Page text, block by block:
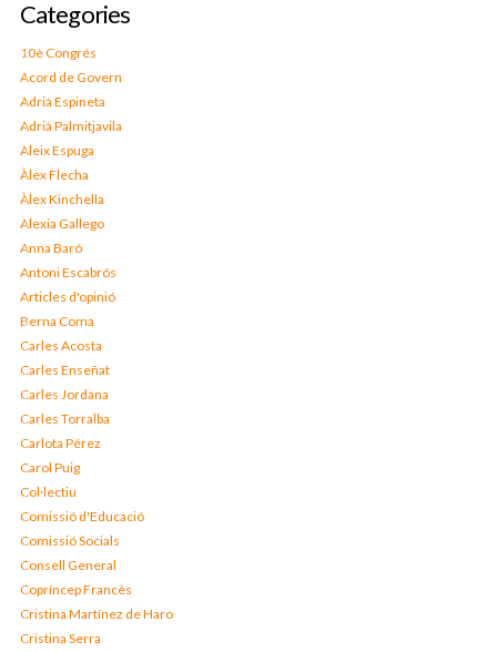
Categories
10è Congrés
Acord de Govern
Adrià Espineta
Adrià Palmitjavila
Aleix Espuga
Àlex Flecha
Àlex Kinchella
Alexia Gallego
Anna Baró
Antoni Escabrós
Articles d'opinió
Berna Coma
Carles Acosta
Carles Enseñat
Carles Jordana
Carles Torralba
Carlota Pérez
Carol Puig
Col·lectiu
Comissió d'Educació
Comissió Socials
Consell General
Copríncep Francès
Cristina Martínez de Haro
Cristina Serra